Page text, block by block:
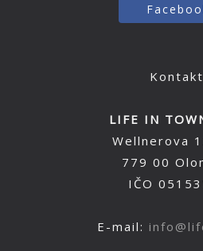
LIFE IN
Wellnerova
779 00
IČO
E-mail: